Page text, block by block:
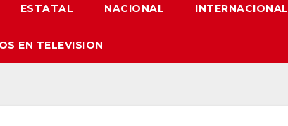
ESTATAL NACIONAL INTERNACIONAL
EN TELEVISION